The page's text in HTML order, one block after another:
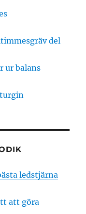
del
ur balans
ledstjärna
att göra